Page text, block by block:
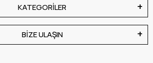
KATEGORİLER
BİZE ULAŞIN